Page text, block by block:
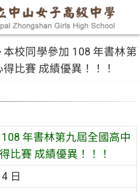
本校同學參加 108 年書林第
比賽 成績優異！！！
年書林第九屆全國高中
比賽 成績優異！！！
日